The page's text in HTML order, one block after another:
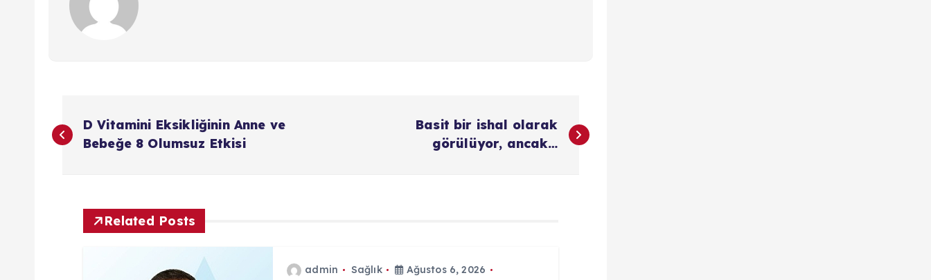
Y
a
D Vitamini Eksikliğinin Anne ve
Bebeğe 8 Olumsuz Etkisi
Basit bir ishal olarak
görülüyor, ancak…
Related Posts
admin Sağlık
Ağustos 6, 2026